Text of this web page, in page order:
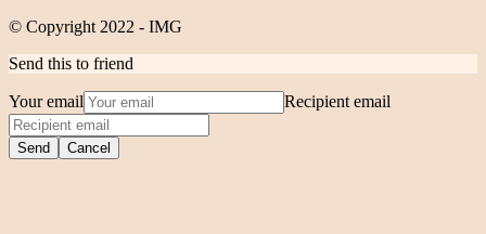
© Copyright 2022 - IMG
Send this to friend
Your email Recipient email
Send Cancel